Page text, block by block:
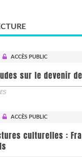
ACCÈS PUBLIC
sur le devenir
ACCÈS PUBLIC
culturelles :